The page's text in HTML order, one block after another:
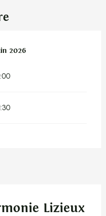
2026
2026
Lizieux